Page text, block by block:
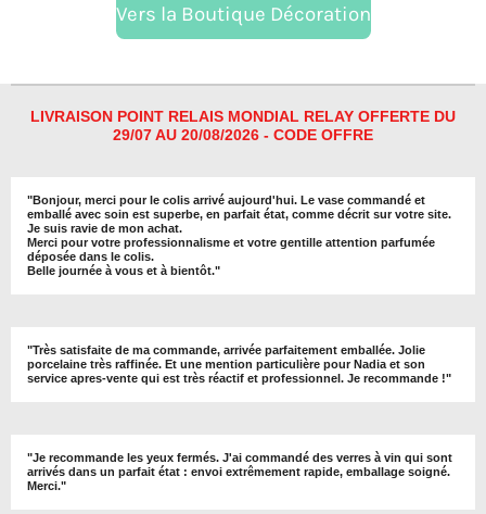
Vers la Boutique Décoration
LIVRAISON POINT RELAIS MONDIAL RELAY OFFERTE DU
29/07 AU 20/08/2026 - CODE OFFRE
"Bonjour, merci pour le colis arrivé aujourd'hui. Le vase commandé et
emballé avec soin est superbe, en parfait état, comme décrit sur votre site.
Je suis ravie de mon achat.
Merci pour votre professionnalisme et votre gentille attention parfumée
déposée dans le colis.
Belle journée à vous et à bientôt."
"Très satisfaite de ma commande, arrivée parfaitement emballée. Jolie
porcelaine très raffinée. Et une mention particulière pour Nadia et son
service apres-vente qui est très réactif et professionnel. Je recommande !"
"Je recommande les yeux fermés. J'ai commandé des verres à vin qui sont
arrivés dans un parfait état : envoi extrêmement rapide, emballage soigné.
Merci."